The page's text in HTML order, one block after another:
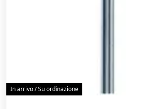
In arrivo / Su ordinazione